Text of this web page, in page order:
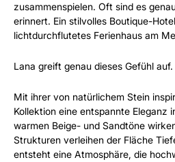
zusammenspielen. Oft sind es
erinnert. Ein stilvolles Boutique-
lichtdurchflutetes Ferienhaus am
Lana greift genau dieses Gefühl auf.
Mit ihrer von natürlichem Stein
Kollektion eine entspannte Eleganz
warmen Beige- und Sandtöne
Strukturen verleihen der Fläche
entsteht eine Atmosphäre, die